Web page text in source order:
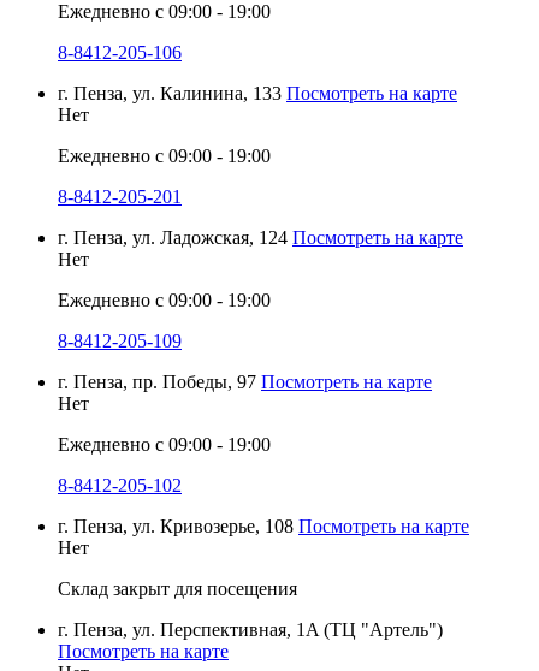
Ежедневно с 09:00 - 19:00
8-8412-205-106
г. Пенза, ул. Калинина, 133 Посмотреть на карте
Нет
Ежедневно с 09:00 - 19:00
8-8412-205-201
г. Пенза, ул. Ладожская, 124 Посмотреть на карте
Нет
Ежедневно с 09:00 - 19:00
8-8412-205-109
г. Пенза, пр. Победы, 97 Посмотреть на карте
Нет
Ежедневно с 09:00 - 19:00
8-8412-205-102
г. Пенза, ул. Кривозерье, 108 Посмотреть на карте
Нет
Склад закрыт для посещения
г. Пенза, ул. Перспективная, 1A (ТЦ "Артель")
Посмотреть на карте